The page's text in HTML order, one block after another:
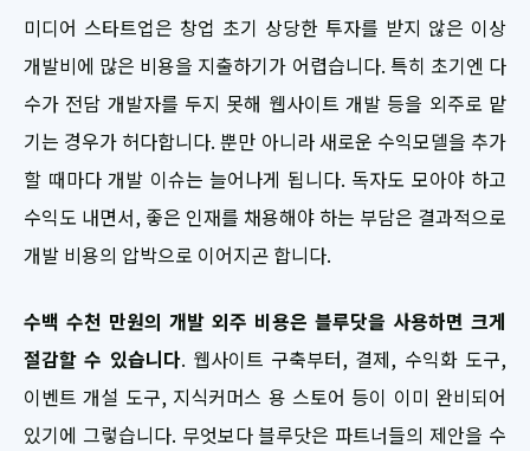
미디어 스타트업은 창업 초기 상당한 투자를 받지 않은 이상
개발비에 많은 비용을 지출하기가 어렵습니다. 특히 초기엔 다
수가 전담 개발자를 두지 못해 웹사이트 개발 등을 외주로 맡
기는 경우가 허다합니다. 뿐만 아니라 새로운 수익모델을 추가
할 때마다 개발 이슈는 늘어나게 됩니다. 독자도 모아야 하고
수익도 내면서, 좋은 인재를 채용해야 하는 부담은 결과적으로
개발 비용의 압박으로 이어지곤 합니다.
수백 수천 만원의 개발 외주 비용은 블루닷을 사용하면 크게
절감할 수 있습니다. 웹사이트 구축부터, 결제, 수익화 도구,
이벤트 개설 도구, 지식커머스 용 스토어 등이 이미 완비되어
있기에 그렇습니다. 무엇보다 블루닷은 파트너들의 제안을 수